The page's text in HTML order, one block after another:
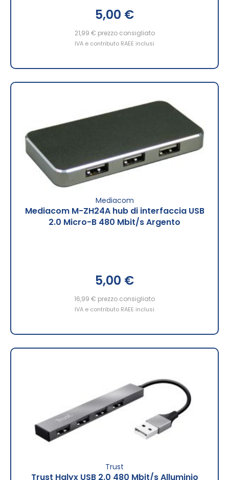
5,00 €
21,99 € prezzo consigliato
IVA e contributo RAEE inclusi
Mediacom
Mediacom M-ZH24A hub di interfaccia USB
2.0 Micro-B 480 Mbit/s Argento
5,00 €
16,99 € prezzo consigliato
IVA e contributo RAEE inclusi
Trust
Trust Halyx USB 2.0 480 Mbit/s Alluminio